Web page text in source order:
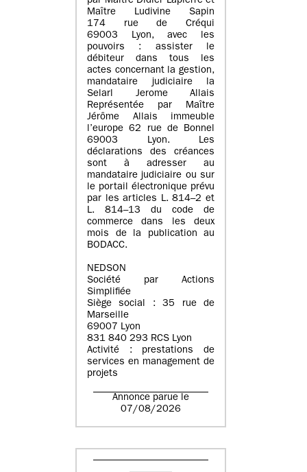
Maître Ludivine Sapin
174 rue de Créqui
69003 Lyon, avec les
pouvoirs : assister le
débiteur dans tous les
actes concernant la gestion,
mandataire judiciaire la
Selarl Jerome Allais
Représentée par Maître
Jérôme Allais immeuble
l’europe 62 rue de Bonnel
69003 Lyon. Les
déclarations des créances
sont à adresser au
mandataire judiciaire ou sur
le portail électronique prévu
par les articles L. 814–2 et
L. 814–13 du code de
commerce dans les deux
mois de la publication au
BODACC.
NEDSON
Société par Actions
Simplifiée
Siège social : 35 rue de
Marseille
69007 Lyon
831 840 293 RCS Lyon
Activité : prestations de
services en management de
projets
Annonce parue le
07/08/2026